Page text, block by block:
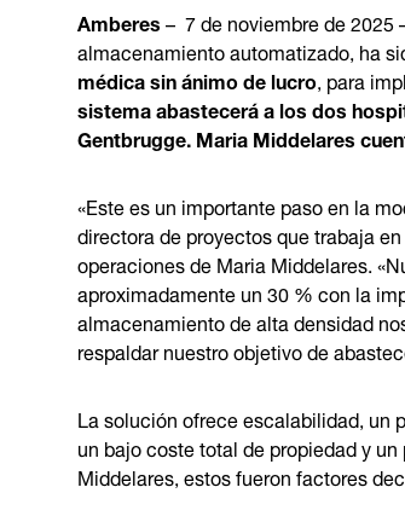
Amberes– 7 de noviembre de 2025
almacenamiento automatizado, ha
médica sin ánimo de lucro, para
sistema abastecerá a los dos
Gentbrugge. Maria Middelares
«Este es un importante paso en la
directora de proyectos que trabaja
operaciones de Maria Middelares.
aproximadamente un 30 % con la
almacenamiento de alta densidad
respaldar nuestro objetivo de
La solución ofrece escalabilidad, un
un bajo coste total de propiedad y
Middelares, estos fueron factores